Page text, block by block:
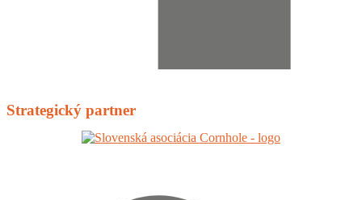
Strategický partner